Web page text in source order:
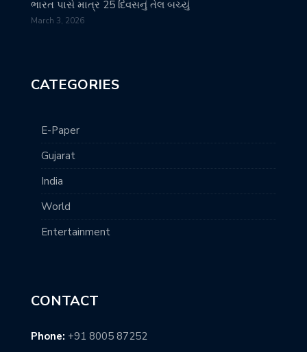
ભારત પાસે માત્ર 25 દિવસનું તેલ બચ્યું
March 3, 2026
CATEGORIES
E-Paper
Gujarat
India
World
Entertainment
CONTACT
Phone: +91 8005 87252